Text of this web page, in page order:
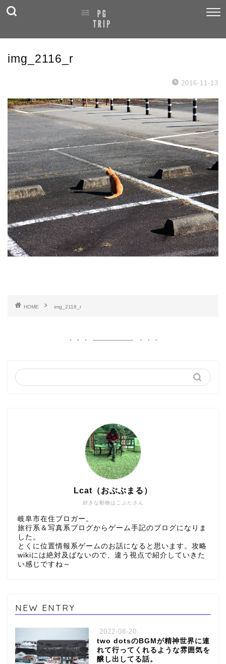
img_2116_r
2016-11-13
HOME img_2116_r
好きな動物はこぶたさん
Lcat（おぶぶまる）
岐阜市在住ブロガー。
旅行系＆写真系ブログからゲーム手記のブログになりま
した。
とくに位置情報系ゲームのお話になると思います。攻略
wikiには絶対及ばないので、違う視点で紹介していきた
い感じですね～
NEW ENTRY
2022-08-20
two dotsのBGMが精神世界に連
れて行ってくれるような雰囲気を
醸し出してる話。